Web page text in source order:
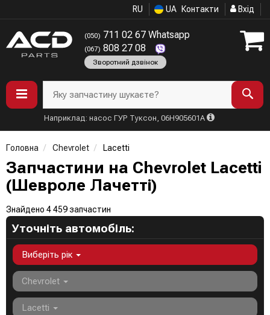
RU UA Контакти Вхід
(050) 711 02 67 Whatsapp
(067) 808 27 08
Зворотний дзвінок
Яку запчастину шукаєте?
Наприклад: насос ГУР Туксон, 06H905601A
Головна Chevrolet Lacetti
Запчастини на Chevrolet Lacetti
(Шевроле Лачетті)
Знайдено 4 459 запчастин
Уточніть автомобіль:
Виберіть рік
Chevrolet
Lacetti